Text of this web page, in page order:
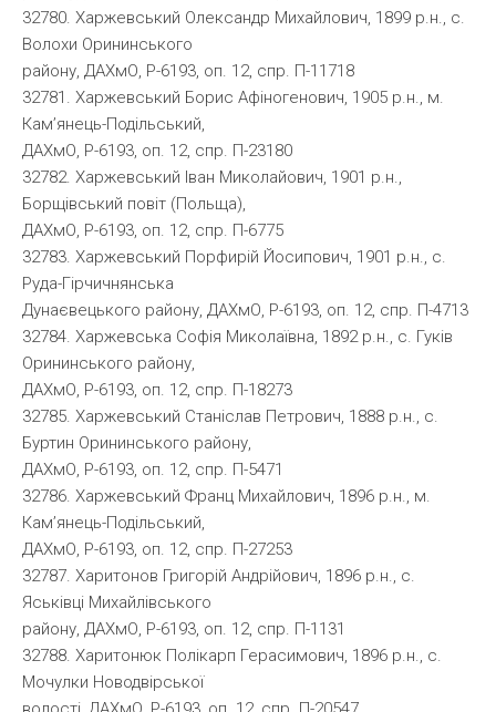
32780. Харжевський Олександр Михайлович, 1899 р.н., с.
Волохи Орининського
району, ДАХмО, Р-6193, оп. 12, спр. П-11718
32781. Харжевський Борис Афіногенович, 1905 р.н., м.
Кам’янець-Подільський,
ДАХмО, Р-6193, оп. 12, спр. П-23180
32782. Харжевський Іван Миколайович, 1901 р.н.,
Борщівський повіт (Польща),
ДАХмО, Р-6193, оп. 12, спр. П-6775
32783. Харжевський Порфирій Йосипович, 1901 р.н., с.
Руда-Гірчичнянська
Дунаєвецького району, ДАХмО, Р-6193, оп. 12, спр. П-4713
32784. Харжевська Софія Миколаївна, 1892 р.н., с. Гуків
Орининського району,
ДАХмО, Р-6193, оп. 12, спр. П-18273
32785. Харжевський Станіслав Петрович, 1888 р.н., с.
Буртин Орининського району,
ДАХмО, Р-6193, оп. 12, спр. П-5471
32786. Харжевський Франц Михайлович, 1896 р.н., м.
Кам’янець-Подільський,
ДАХмО, Р-6193, оп. 12, спр. П-27253
32787. Харитонов Григорій Андрійович, 1896 р.н., с.
Яськівці Михайлівського
району, ДАХмО, Р-6193, оп. 12, спр. П-1131
32788. Харитонюк Полікарп Герасимович, 1896 р.н., с.
Мочулки Новодвірської